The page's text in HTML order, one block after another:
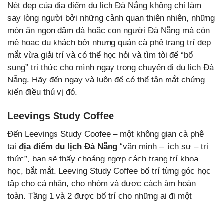
Nét đẹp của địa điểm du lịch Đà Nẵng không chỉ làm
say lòng người bởi những cảnh quan thiên nhiên, những
món ăn ngon đậm đà hoặc con người Đà Nẵng mà còn
mê hoặc du khách bởi những quán cà phê trang trí đẹp
mắt vừa giải trí và có thể học hỏi và tìm tòi để “bổ
sung” tri thức cho mình ngay trong chuyến đi du lịch Đà
Nẵng. Hãy đến ngay và luôn để có thể tận mắt chứng
kiến điều thú vị đó.
Leevings Study Coffee
Đến Leevings Study Coofee – một không gian cà phê
tại địa điểm du lịch Đà Nẵng “văn minh – lịch sự – tri
thức”, bạn sẽ thấy choáng ngợp cách trang trí khoa
học, bắt mắt. Leeving Study Coffee bố trí từng góc học
tập cho cá nhân, cho nhóm và được cách âm hoàn
toàn. Tầng 1 và 2 được bố trí cho những ai đi một